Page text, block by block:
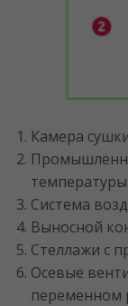
Камера
Система
Выносной
Стеллажи с
Осевые
переменном